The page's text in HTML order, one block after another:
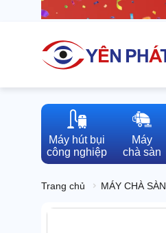
Máy hút bụi
công nghiệp
Máy
chà sàn
Trang chủ MÁY CHÀ SÀN